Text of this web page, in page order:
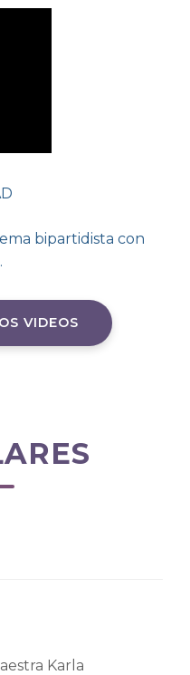
bipartidista con
VIDEOS
Karla